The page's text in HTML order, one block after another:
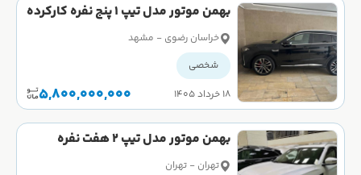
بهمن موتور مدل تیپ 1 پنج نفره کارکرده
خراسان رضوی - مشهد
شخصی
۱۸ خرداد ۱۴۰۵
5,800,000,000
بهمن موتور مدل تیپ 2 هفت نفره
کارکرده
تهران - تهران